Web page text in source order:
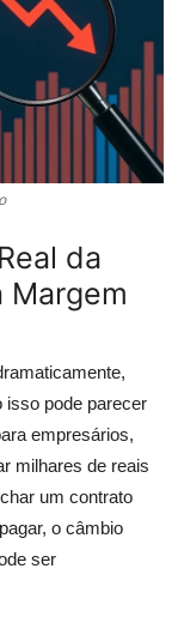
da
Margem
isso pode parecer
empresários,
milhares de reais
um contrato
o câmbio
ser